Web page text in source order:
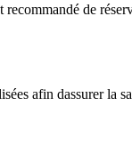
de
afin dassurer la